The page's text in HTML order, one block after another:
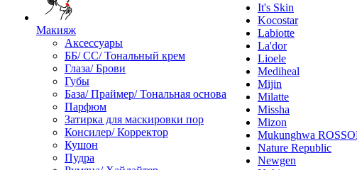
Макияж
Аксессуары
ББ/ СС/ Тональный крем
Глаза/ Брови
Губы
База/ Праймер/ Тональная основа
Парфюм
Затирка для маскировки пор
Консилер/ Корректор
Кушон
Пудра
It's Skin
Kocostar
Labiotte
La'dor
Lioele
Mediheal
Mijin
Milatte
Missha
Mizon
Mukunghwa
Nature Republic
Newgen